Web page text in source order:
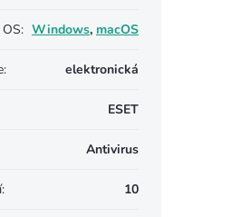
: Windows, macOS
: elektronická
ESET
Antivirus
: 10